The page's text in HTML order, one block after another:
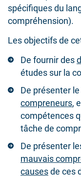
spécifiques du
compréhension).
Les objectifs de
De fournir des
études sur la
De présenter le
compreneurs,
compétences
tâche de
De présenter
mauvais
causesde ces